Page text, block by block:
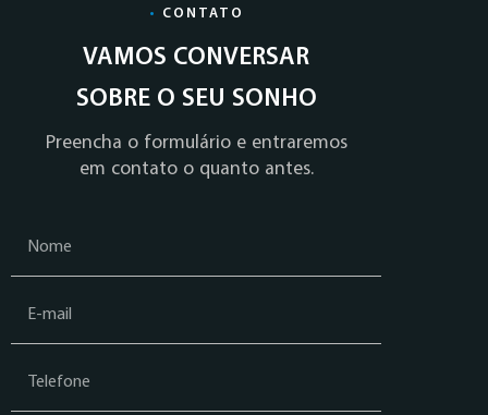
• CONTATO
VAMOS CONVERSAR
SOBRE O SEU SONHO
Preencha o formulário e entraremos
em contato o quanto antes.